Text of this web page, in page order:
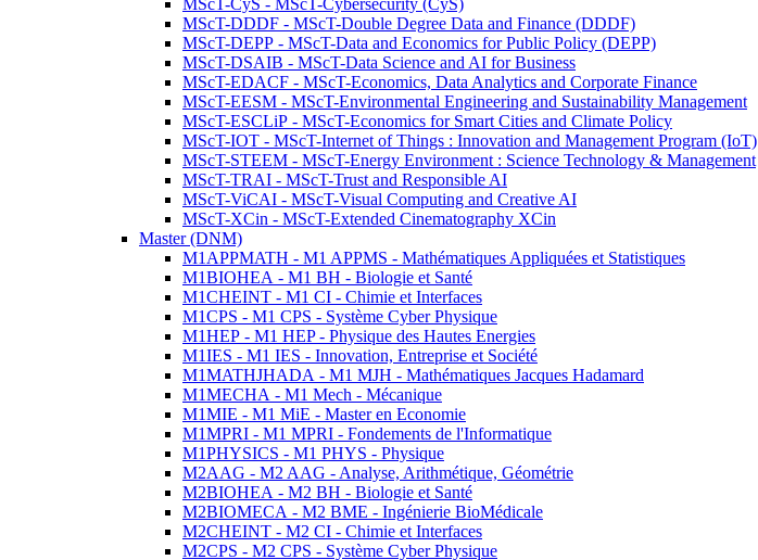
MScT-CyS - MScT-Cybersecurity (CyS)
MScT-DDDF - MScT-Double Degree Data and Finance (DDDF)
MScT-DEPP - MScT-Data and Economics for Public Policy (DEPP)
MScT-DSAIB - MScT-Data Science and AI for Business
MScT-EDACF - MScT-Economics, Data Analytics and Corporate Finance
MScT-EESM - MScT-Environmental Engineering and Sustainability Management
MScT-ESCLiP - MScT-Economics for Smart Cities and Climate Policy
MScT-IOT - MScT-Internet of Things : Innovation and Management Program (IoT)
MScT-STEEM - MScT-Energy Environment : Science Technology & Management
MScT-TRAI - MScT-Trust and Responsible AI
MScT-ViCAI - MScT-Visual Computing and Creative AI
MScT-XCin - MScT-Extended Cinematography XCin
Master (DNM)
M1APPMATH - M1 APPMS - Mathématiques Appliquées et Statistiques
M1BIOHEA - M1 BH - Biologie et Santé
M1CHEINT - M1 CI - Chimie et Interfaces
M1CPS - M1 CPS - Système Cyber Physique
M1HEP - M1 HEP - Physique des Hautes Energies
M1IES - M1 IES - Innovation, Entreprise et Société
M1MATHJHADA - M1 MJH - Mathématiques Jacques Hadamard
M1MECHA - M1 Mech - Mécanique
M1MIE - M1 MiE - Master en Economie
M1MPRI - M1 MPRI - Fondements de l'Informatique
M1PHYSICS - M1 PHYS - Physique
M2AAG - M2 AAG - Analyse, Arithmétique, Géométrie
M2BIOHEA - M2 BH - Biologie et Santé
M2BIOMECA - M2 BME - Ingénierie BioMédicale
M2CHEINT - M2 CI - Chimie et Interfaces
M2CPS - M2 CPS - Système Cyber Physique